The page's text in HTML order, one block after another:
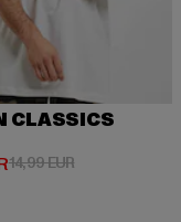
CLASSICS
Preis: 11,99 EUR
14,99 EURAktionspreis: